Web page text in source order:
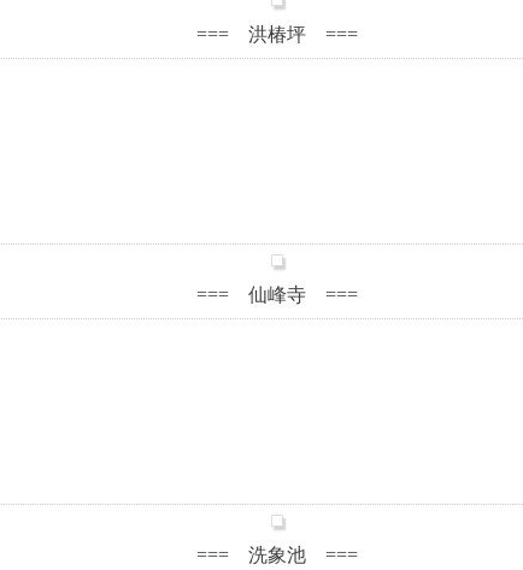
=== 洪椿坪 ===
=== 仙峰寺 ===
=== 洗象池 ===